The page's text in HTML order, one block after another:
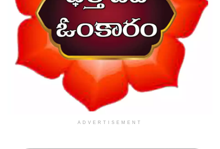
ADVERTISEMENT